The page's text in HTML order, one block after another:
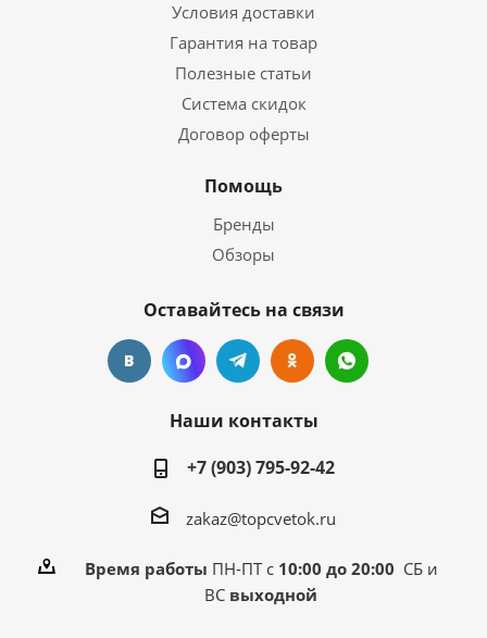
Условия доставки
Гарантия на товар
Полезные статьи
Система скидок
Договор оферты
Помощь
Бренды
Обзоры
Оставайтесь на связи
Наши контакты
+7 (903) 795-92-42
zakaz@topcvetok.ru
Время работы ПН-ПТ с 10:00 до 20:00 СБ и
ВС выходной